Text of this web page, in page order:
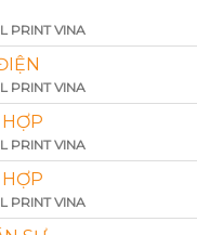
PRINT VINA
PRINT VINA
PRINT VINA
PRINT VINA